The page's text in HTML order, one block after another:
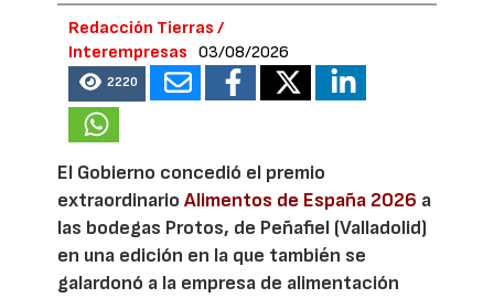
Redacción Tierras /
Interempresas
03/08/2026
2220
El Gobierno concedió el premio
extraordinarioAlimentos de España 2026 a
las bodegas Protos, de Peñafiel (Valladolid)
en una edición en la que también se
galardonó a la empresa de alimentación